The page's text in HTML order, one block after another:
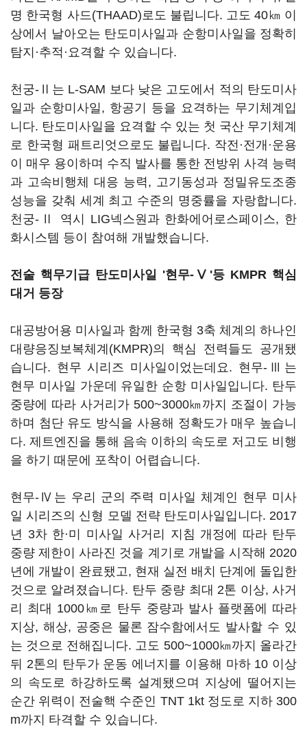
명 한국형 사드(THAAD)로도 불립니다. 고도 40㎞ 이
상에서 날아오는 탄도미사일과 순항미사일을 정확히
탐지·추적·요격할 수 있습니다.
천궁-Ⅱ는 L-SAM 보다 낮은 고도에서 적의 탄도미사
일과 순항미사일, 항공기 등을 요격하는 무기체계입
니다. 탄도미사일을 요격할 수 있는 첫 국산 무기체계
로 한국형 패트리엇으로도 불립니다. 작전·전개·운용
이 매우 용이하며 수직 발사를 통한 전방위 사격 능력
과 고속비행체 대응 능력, 고기동성과 정밀유도조종
성능을 갖춰 세계 최고 수준의 명중률을 자랑합니다.
천궁-Ⅱ 역시 LIG넥스원과 한화에어로스페이스, 한
화시스템 등이 참여해 개발했습니다.
전술 핵무기급 탄도미사일 '현무-Ⅴ'등 KMPR 핵심
대거 등장
대공방어용 미사일과 함께 한국형 3축 체계의 하나인
대량응징보복체계(KMPR)의 핵심 전력들도 공개됐
습니다. 현무 시리즈 미사일이었는데요. 현무-Ⅲ는
현무 미사일 가운데 유일한 순항 미사일입니다. 탄두
중량에 따라 사거리가 500~3000㎞까지 조절이 가능
하며 첨단 유도 방식을 사용해 정확도가 매우 높습니
다. 제트엔진을 통해 음속 이하의 속도로 저고도 비행
을 하기 때문에 포착이 어렵습니다.
현무-Ⅳ는 우리 군의 주력 미사일 체계인 현무 미사
일 시리즈의 신형 모델 전략 탄도미사일입니다. 2017
년 3차 한·미 미사일 사거리 지침 개정에 따라 탄두
중량 제한이 사라진 것을 계기로 개발을 시작해 2020
년에 개발이 완료됐고, 현재 실전 배치 단계에 돌입한
것으로 알려졌습니다. 탄두 중량 최대 2톤 이상, 사거
리 최대 1000㎞로 탄두 중량과 발사 플랫폼에 따라
지상, 해상, 공중은 물론 잠수함에서도 발사할 수 있
는 것으로 전해집니다. 고도 500~1000㎞까지 올라간
뒤 2톤의 탄두가 운동 에너지를 이용해 마하 10 이상
의 속도로 하강하도록 설계됐으며 지상에 떨어지는
순간 위력이 전술핵 수준인 TNT 1kt 정도로 지하 300
m까지 타격할 수 있습니다.